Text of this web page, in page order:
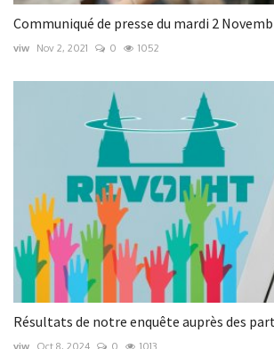
Communiqué de presse du mardi 2
viw Nov 2, 2021 0 1052
Résultats de notre enquête auprès des
viw Oct 8, 2024 0 1013